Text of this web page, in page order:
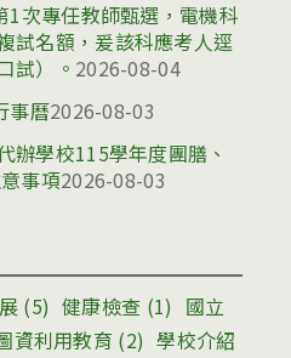
1次專任教師甄選，電機科
試名額，爰該科應考人逕
試）。 2026-08-04
事曆2026-08-03
辦學校115學年度團膳、
事項2026-08-03
(5) 健康檢查 (1) 國立
資利用教育 (2) 學校介紹